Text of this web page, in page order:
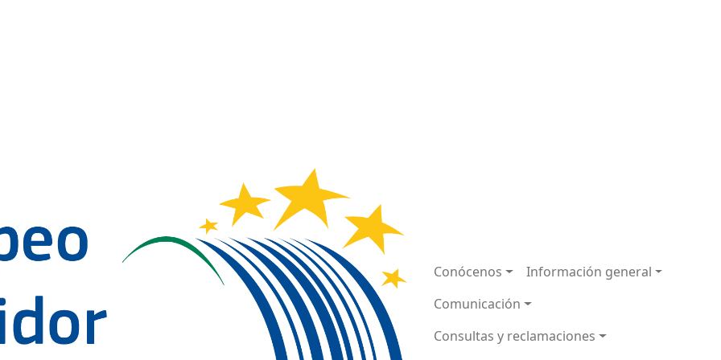
Navegación principal
Conócenos
Información general
Comunicación
Consultas y reclamaciones